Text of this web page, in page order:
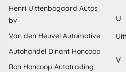
Henri Uittenbogaard Autos
bv
Van den Heuvel Automotive
Autohandel Dinant Honcoop
Ron Honcoop Autotrading
U
V